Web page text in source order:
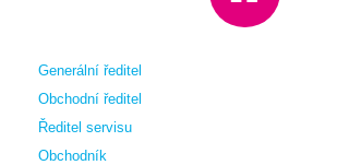
Generální ředitel
Obchodní ředitel
Ředitel servisu
Obchodník